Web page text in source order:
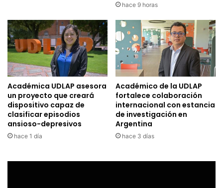
hace 9 horas
Académica UDLAP asesora
un proyecto que creará
dispositivo capaz de
clasificar episodios
ansioso-depresivos
hace 1 día
Académico de la UDLAP
fortalece colaboración
internacional con estancia
de investigación en
Argentina
hace 3 días